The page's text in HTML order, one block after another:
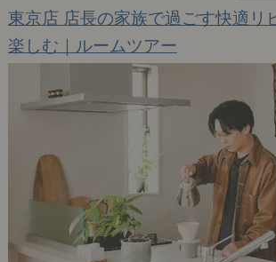
東京店 店長の家族で過ごす快適リ
楽しむ｜ルームツアー